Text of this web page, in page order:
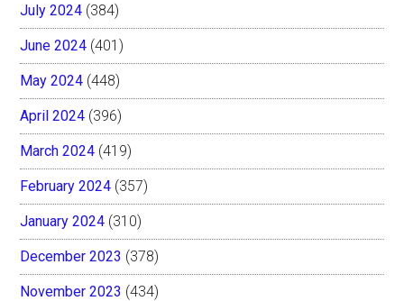
July 2024 (384)
June 2024 (401)
May 2024 (448)
April 2024 (396)
March 2024 (419)
February 2024 (357)
January 2024 (310)
December 2023 (378)
November 2023 (434)